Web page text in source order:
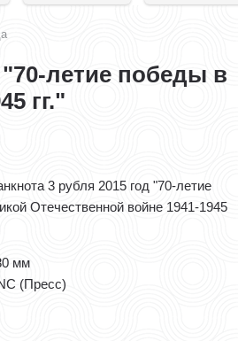
"70-летие победы в
гг."
3 рубля 2015 год "70-летие
Отечественной войне 1941-1945
мм
(Пресс)